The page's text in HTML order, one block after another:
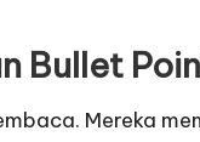
Bullet
Mereka